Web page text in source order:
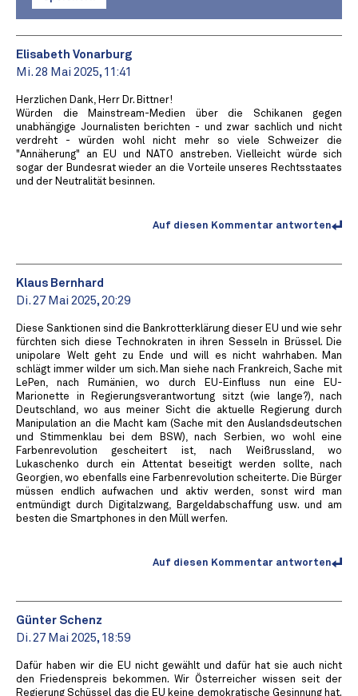
Elisabeth Vonarburg
Mi. 28 Mai 2025, 11:41
Herzlichen Dank, Herr Dr. Bittner!
Würden die Mainstream-Medien über die Schikanen gegen
unabhängige Journalisten berichten - und zwar sachlich und nicht
verdreht - würden wohl nicht mehr so viele Schweizer die
"Annäherung" an EU und NATO anstreben. Vielleicht würde sich
sogar der Bundesrat wieder an die Vorteile unseres Rechtsstaates
und der Neutralität besinnen.
Auf diesen Kommentar antworten
Klaus Bernhard
Di. 27 Mai 2025, 20:29
Diese Sanktionen sind die Bankrotterklärung dieser EU und wie sehr
fürchten sich diese Technokraten in ihren Sesseln in Brüssel. Die
unipolare Welt geht zu Ende und will es nicht wahrhaben. Man
schlägt immer wilder um sich. Man siehe nach Frankreich, Sache mit
LePen, nach Rumänien, wo durch EU-Einfluss nun eine EU-
Marionette in Regierungsverantwortung sitzt (wie lange?), nach
Deutschland, wo aus meiner Sicht die aktuelle Regierung durch
Manipulation an die Macht kam (Sache mit den Auslandsdeutschen
und Stimmenklau bei dem BSW), nach Serbien, wo wohl eine
Farbenrevolution gescheitert ist, nach Weißrussland, wo
Lukaschenko durch ein Attentat beseitigt werden sollte, nach
Georgien, wo ebenfalls eine Farbenrevolution scheiterte. Die Bürger
müssen endlich aufwachen und aktiv werden, sonst wird man
entmündigt durch Digitalzwang, Bargeldabschaffung usw. und am
besten die Smartphones in den Müll werfen.
Auf diesen Kommentar antworten
Günter Schenz
Di. 27 Mai 2025, 18:59
Dafür haben wir die EU nicht gewählt und dafür hat sie auch nicht
den Friedenspreis bekommen. Wir Österreicher wissen seit der
Regierung Schüssel das die EU keine demokratische Gesinnung hat.